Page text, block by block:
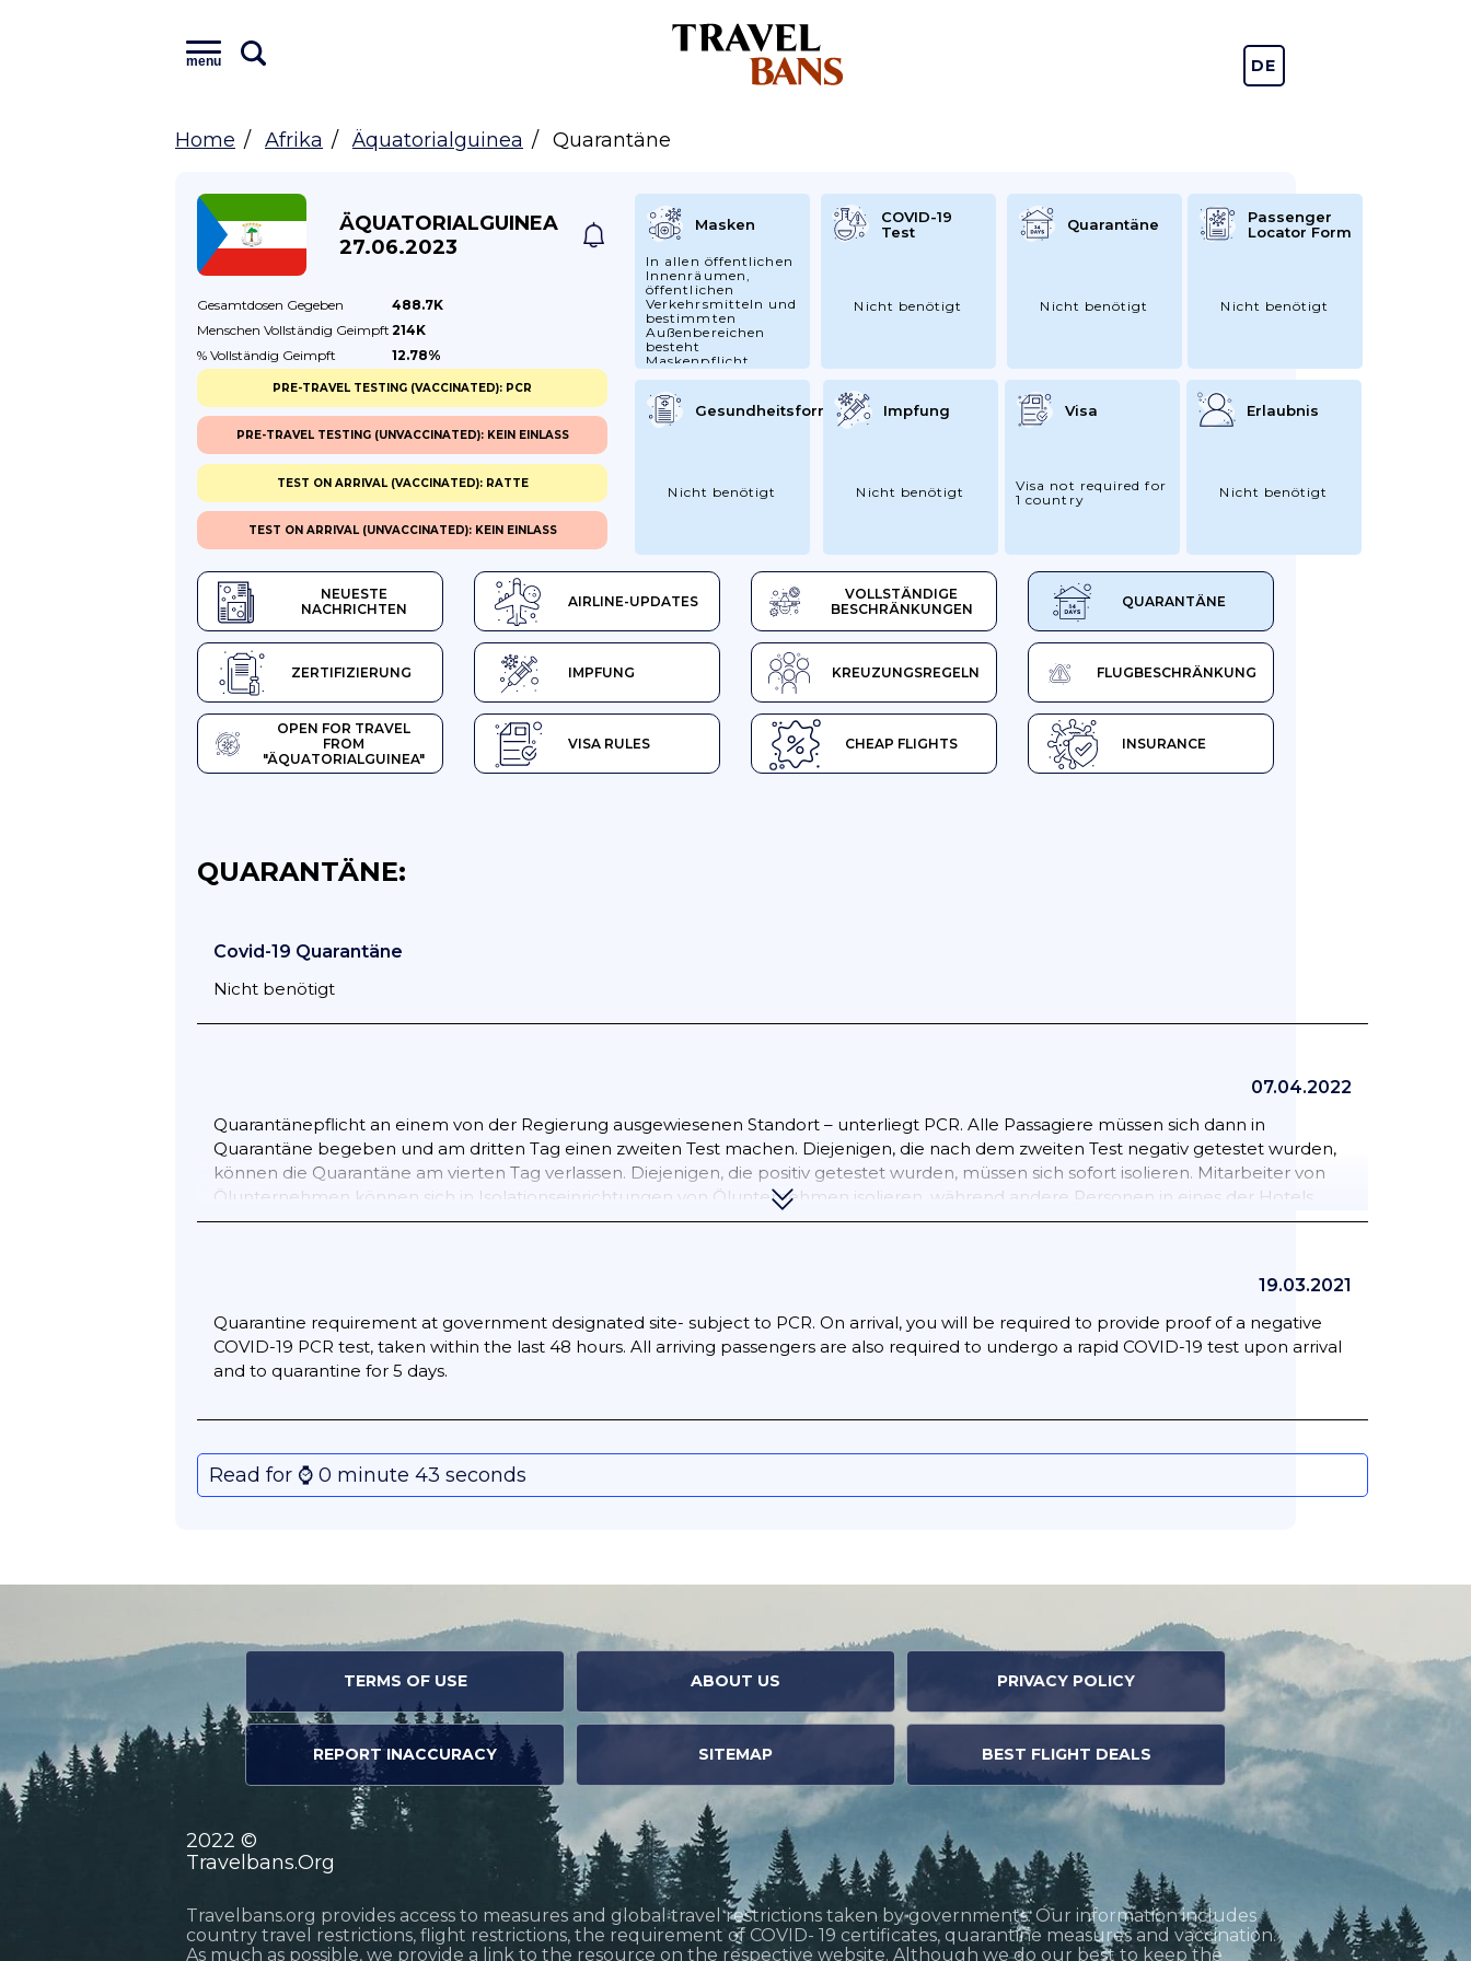
menu DE
Home Afrika Äquatorialguinea Quarantäne
ÄQUATORIALGUINEA
27.06.2023
Gesamtdosen Gegeben
488.7K
Menschen Vollständig Geimpft 214K
% Vollständig Geimpft 12.78%
NEUESTE
NACHRICHTEN
AIRLINE-UPDATES
VOLLSTÄNDIGE
BESCHRÄNKUNGEN
QUARANTÄNE
ZERTIFIZIERUNG IMPFUNG KREUZUNGSREGELN FLUGBESCHRÄNKUNG
OPEN FOR TRAVEL
FROM
"ÄQUATORIALGUINEA"
VISA RULES CHEAP FLIGHTS INSURANCE
Masken
In allen öffentlichen
Innenräumen,
öffentlichen
Verkehrsmitteln und
bestimmten
Außenbereichen
besteht
Maskenpflicht
COVID-19
Test
Nicht benötigt
Quarantäne
Nicht benötigt
Passenger
Locator Form
Nicht benötigt
Gesundheitsformular
Nicht benötigt
Impfung
Nicht benötigt
Visa
Visa not required for
1 country
Erlaubnis
Nicht benötigt
PRE-TRAVEL TESTING (VACCINATED): PCR
PRE-TRAVEL TESTING (UNVACCINATED): KEIN EINLASS
TEST ON ARRIVAL (VACCINATED): RATTE
TEST ON ARRIVAL (UNVACCINATED): KEIN EINLASS
QUARANTÄNE:
Covid-19 Quarantäne
Nicht benötigt
07.04.2022
Quarantänepflicht an einem von der Regierung ausgewiesenen Standort – unterliegt PCR. Alle Passagiere müssen sich dann in
Quarantäne begeben und am dritten Tag einen zweiten Test machen. Diejenigen, die nach dem zweiten Test negativ getestet wurden,
können die Quarantäne am vierten Tag verlassen. Diejenigen, die positiv getestet wurden, müssen sich sofort isolieren. Mitarbeiter von
Ölunternehmen können sich in Isolationseinrichtungen von Ölunternehmen isolieren, während andere Personen in eines der Hotels
gehen müssen, die von der Regierung Äquatorialguineas für die Isolation nominiert wurden, bis ein negativer Test vorliegt.
19.03.2021
Quarantine requirement at government designated site- subject to PCR. On arrival, you will be required to provide proof of a negative
COVID-19 PCR test, taken within the last 48 hours. All arriving passengers are also required to undergo a rapid COVID-19 test upon arrival
and to quarantine for 5 days.
Read for ⌚️ 0 minute 43 seconds
TERMS OF USE ABOUT US PRIVACY POLICY
REPORT INACCURACY SITEMAP BEST FLIGHT DEALS
2022 ©
Travelbans.Org
Travelbans.org provides access to measures and global travel restrictions taken by governments. Our information includes
country travel restrictions, flight restrictions, the requirement of COVID- 19 certificates, quarantine measures and vaccination.
As much as possible, we provide a link to the resource on the respective website. Although we do our best to keep the